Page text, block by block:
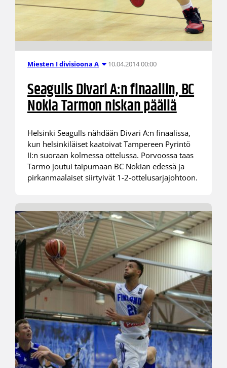
Miesten I divisioona A 10.04.2014 00:00
Seagulls Divari A:n finaaliin, BC
Nokia Tarmon niskan päällä
Helsinki Seagulls nähdään Divari A:n finaalissa,
kun helsinkiläiset kaatoivat Tampereen Pyrintö
II:n suoraan kolmessa ottelussa. Porvoossa taas
Tarmo joutui taipumaan BC Nokian edessä ja
pirkanmaalaiset siirtyivät 1-2-ottelusarjajohtoon.